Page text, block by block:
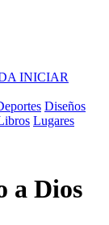
INICIAR
Diseños
Lugares
a Dios